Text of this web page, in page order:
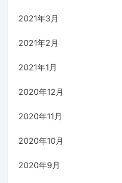
2021年3月
2021年2月
2021年1月
2020年12月
2020年11月
2020年10月
2020年9月